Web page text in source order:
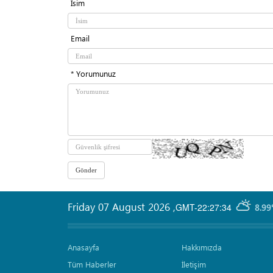
İsim
Email
* Yorumunuz
GMT-22:27:34
Friday 07 August 2026 ,
Anasayfa
Tüm Haberler
Hakkımızda
İletişim